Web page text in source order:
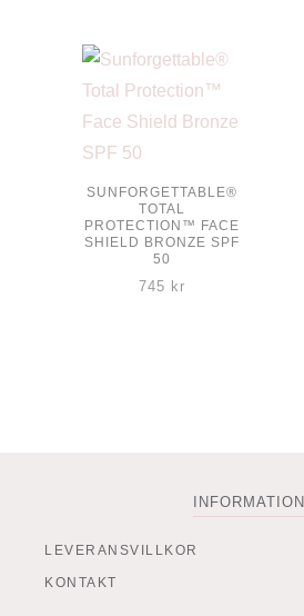
här
produkten
har
flera
varianter.
De
alternativen
SUNFORGETTABLE®
TOTAL
PROTECTION™ FACE
SHIELD BRONZE SPF
50
745 kr
INFORMATION
LEVERANSVILLKOR
KONTAKT